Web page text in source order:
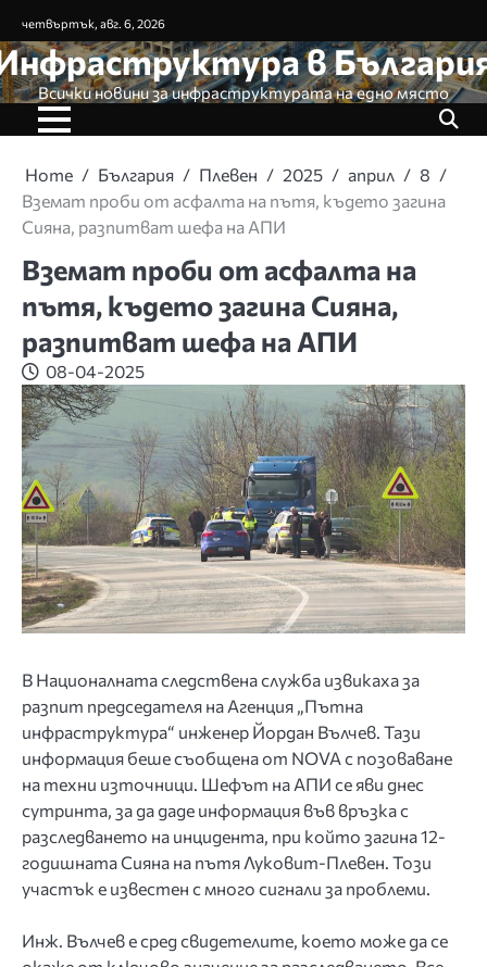
to
content
четвъртък, авг. 6, 2026
в
Всички новини за инфраструктурата на едно място
Home България Плевен 2025 април
8
Вземат проби от асфалта на пътя, където загина
Сияна, разпитват шефа на АПИ
Вземат проби от асфалта на
пътя, където загина Сияна,
разпитват шефа на АПИ
08-04-2025
В Националната следствена служба извикаха за
разпит председателя на Агенция „Пътна
инфраструктура“ инженер Йордан Вълчев. Тази
информация беше съобщена от NOVA с позоваване
на техни източници. Шефът на АПИ се яви днес
сутринта, за да даде информация във връзка с
разследването на инцидента, при който загина 12-
годишната Сияна на пътя Луковит-Плевен. Този
участък е известен с много сигнали за проблеми.
Инж. Вълчев е сред свидетелите, което може да се